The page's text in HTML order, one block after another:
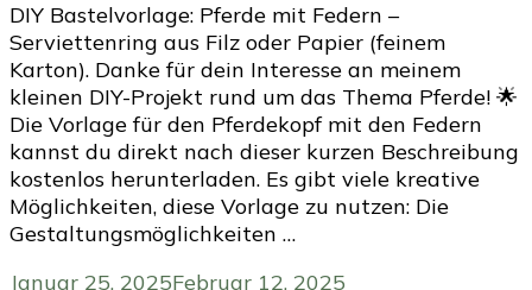
DIY Bastelvorlage: Pferde mit Federn –
Serviettenring aus Filz oder Papier (feinem
Karton). Danke für dein Interesse an meinem
kleinen DIY-Projekt rund um das Thema Pferde! 🌟
Die Vorlage für den Pferdekopf mit den Federn
kannst du direkt nach dieser kurzen Beschreibung
kostenlos herunterladen. Es gibt viele kreative
Möglichkeiten, diese Vorlage zu nutzen: Die
Gestaltungsmöglichkeiten …
Januar 25, 2025Februar 12, 2025